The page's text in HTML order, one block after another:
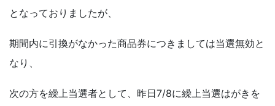
となっておりましたが、
期間内に引換がなかった商品券につきましては当選無効と
なり、
次の方を繰上当選者として、昨日7/8に繰上当選はがきを